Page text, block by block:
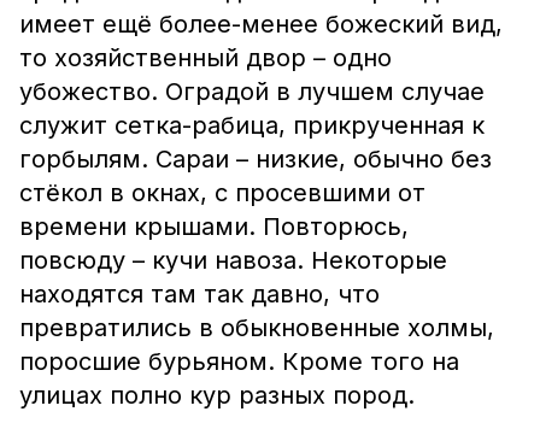
имеет ещё более-менее божеский вид,
то хозяйственный двор – одно
убожество. Оградой в лучшем случае
служит сетка-рабица, прикрученная к
горбылям. Сараи – низкие, обычно без
стёкол в окнах, с просевшими от
времени крышами. Повторюсь,
повсюду – кучи навоза. Некоторые
находятся там так давно, что
превратились в обыкновенные холмы,
поросшие бурьяном. Кроме того на
улицах полно кур разных пород.